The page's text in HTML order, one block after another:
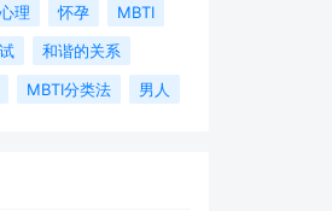
理 怀孕
MBTI
和谐的关系
MBTI分类法 男人